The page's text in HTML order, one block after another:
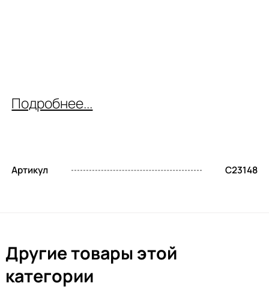
Подробнее...
Артикул C23148
Другие товары этой
категории